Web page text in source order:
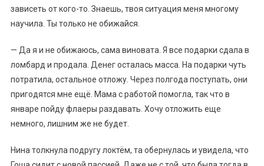
зависеть от кого-то. Знаешь, твоя ситуация меня многому
научила. Ты только не обижайся.
— Да я и не обижаюсь, сама виновата. Я все подарки сдала в
ломбард и продала. Денег осталась масса. На подарки чуть
потратила, остальное отложу. Через полгода поступать, они
пригодятся мне ещё. Мама с работой помогла, так что в
январе пойду флаеры раздавать. Хочу отложить еще
немного, лишним же не будет.
Нина толкнула подругу локтём, та обернулась и увидела, что